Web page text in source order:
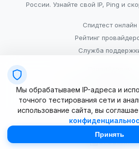
России. Узнайте свой IP, Ping и
Спидтест онлайн
Рейтинг
Служба
Условия
© 2025–2026 OpenSpeedTest (ИП
Мы обрабатываем IP-адреса и
точного тестирования сети и
использование сайта, вы
Принять